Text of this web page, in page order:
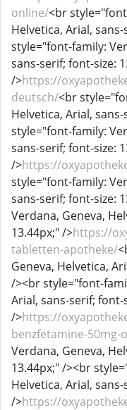
online/<br
Helvetica, Arial,
style="font-family:
sans-serif; font-size:
/>https://
deutsch/<br
Helvetica, Arial,
style="font-family:
sans-serif; font-size:
/>https://
style="font-family:
sans-serif; font-size:
Verdana, Geneva,
13.44px;" />https://
tabletten-apotheke/
Geneva, Helvetica,
/><br style="font-
Arial, sans-serif; font-
/>https://
benzfetamine-50mg-
Verdana, Geneva,
13.44px;" /><br
Helvetica, Arial,
/>https://